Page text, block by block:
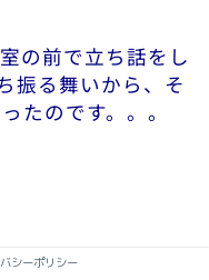
の前で立ち話をし
振る舞いから、そ
たのです。。。
シーポリシー